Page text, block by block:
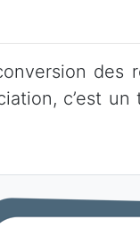
des
c’est